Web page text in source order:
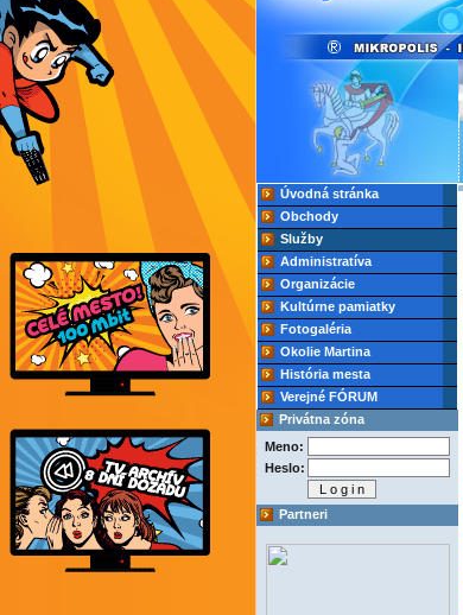
Úvodná stránka
Obchody
Služby
Administratíva
Organizácie
Kultúrne pamiatky
Fotogaléria
Okolie Martina
História mesta
Verejné FÓRUM
Privátna zóna
Meno:
Heslo:
Partneri